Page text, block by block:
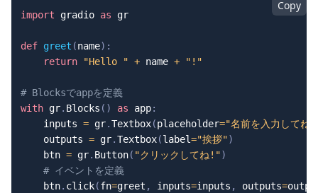
Copy
import gradio as gr
def greet (name) :
return
"Hello " + name + "!"
# Blocksでappを定義
with gr. Blocks ( ) as app:
    inputs
= gr.Textbox(placeholder="名前を入力してね
    outputs
= gr.Textbox(label="挨拶")
    btn
= gr. Button( "クリックしてね!")
# イベントを定義
    btn
. click(fn=greet , inputs=inputs , outputs=